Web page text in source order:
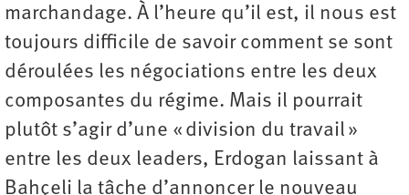
marchandage. À l’heure qu’il est, il nous est
toujours difficile de savoir comment se sont
déroulées les négociations entre les deux
composantes du régime. Mais il pourrait
plutôt s’agir d’une « division du travail »
entre les deux leaders, Erdogan laissant à
Bahçeli la tâche d’annoncer le nouveau